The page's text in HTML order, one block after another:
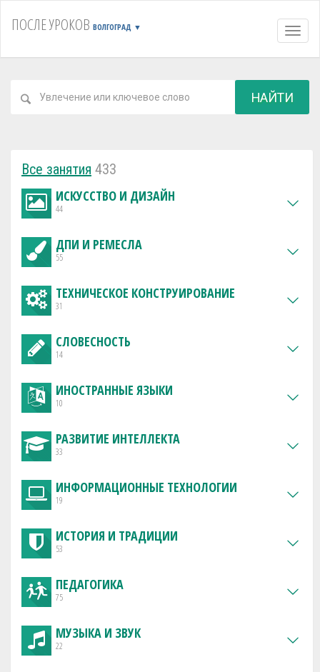
ПОСЛЕ УРОКОВ ВОЛГОГРАД ▼
НАЙТИ
Все занятия 433
ИСКУССТВО И ДИЗАЙН
44
ДПИ И РЕМЕСЛА
55
ТЕХНИЧЕСКОЕ КОНСТРУИРОВАНИЕ
31
СЛОВЕСНОСТЬ
14
ИНОСТРАННЫЕ ЯЗЫКИ
10
РАЗВИТИЕ ИНТЕЛЛЕКТА
33
ИНФОРМАЦИОННЫЕ ТЕХНОЛОГИИ
19
ИСТОРИЯ И ТРАДИЦИИ
53
ПЕДАГОГИКА
75
МУЗЫКА И ЗВУК
22